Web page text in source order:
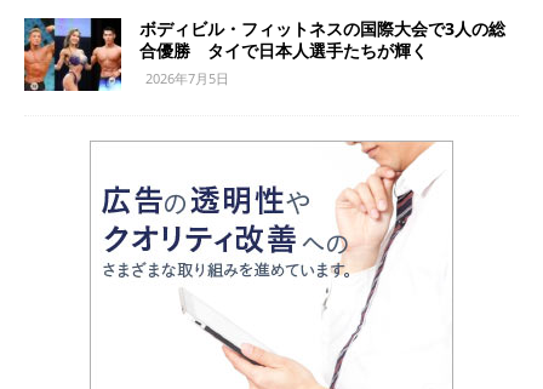
ボディビル・フィットネスの国際大会で3人の総
合優勝 タイで日本人選手たちが輝く
2026年7月5日